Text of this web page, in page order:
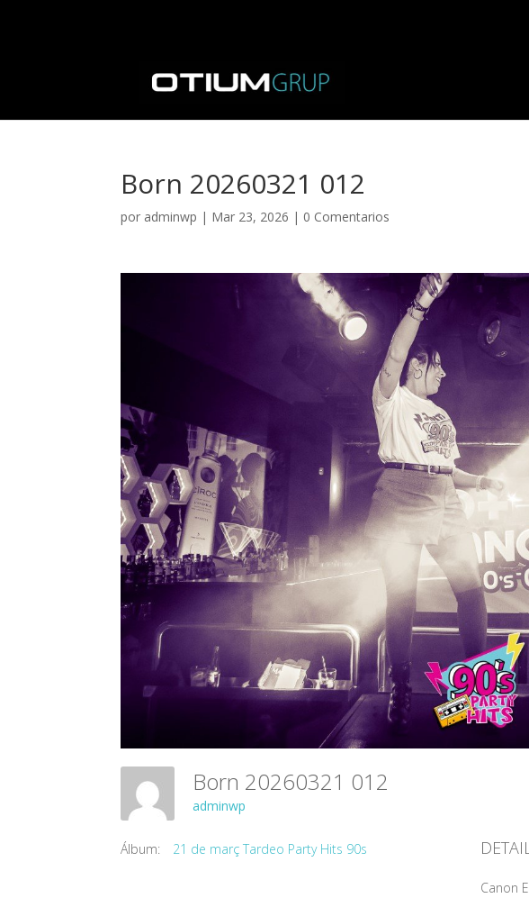
Born 20260321 012
por adminwp | Mar 23, 2026 | 0 Comentarios
Born 20260321 012
adminwp
Álbum: 21 de març Tardeo Party Hits 90s
Canon